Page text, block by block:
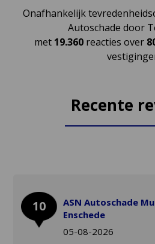
Onafhankelijk
Autoschade door
met 19.360 reacties over
Recente
10
ASN Autoschade
Enschede
05-08-2026